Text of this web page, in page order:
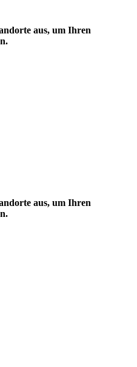
aus, um Ihren
aus, um Ihren